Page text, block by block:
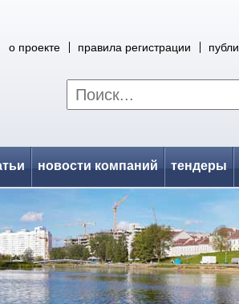
о проекте правила регистрации
новости компаний тендеры